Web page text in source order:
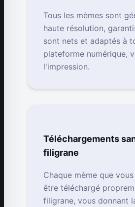
Tous les mèmes sont
haute résolution,
sont nets et adaptés à
plateforme numérique,
l'impression.
Téléchargements
filigrane
Chaque mème que
être téléchargé
filigrane, vous donnant